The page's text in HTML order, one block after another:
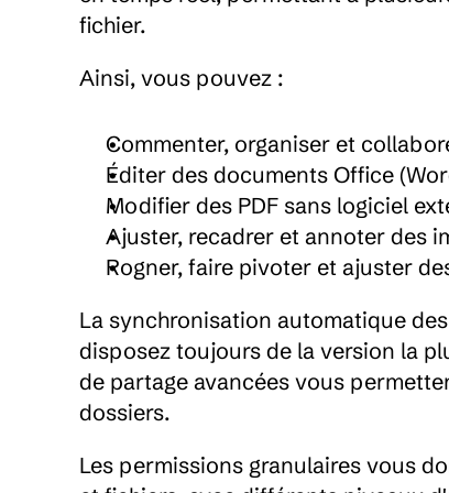
fichier.
Ainsi, vous pouvez :
Commenter, organiser et
Éditer des documents Office
Modifier des PDF sans logiciel
Ajuster, recadrer et annoter des
Rogner, faire pivoter et ajuster
La synchronisation automatique
disposez toujours de la version la
de partage avancées vous
dossiers.
Les permissions granulaires vous